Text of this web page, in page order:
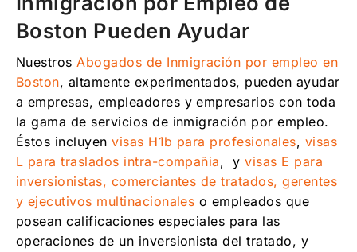
Boston Pueden Ayudar
NuestrosAbogados de Inmigración por empleo en
Boston, altamente experimentados, pueden ayudar
a empresas, empleadores y empresarios con toda
la gama de servicios de inmigración por empleo.
Éstos incluyen visas H1b para profesionales, visas
L para traslados intra-compañia, y visas E para
inversionistas, comerciantes de tratados, gerentes
y ejecutivos multinacionales o empleados que
posean calificaciones especiales para las
operaciones de un inversionista del tratado, y